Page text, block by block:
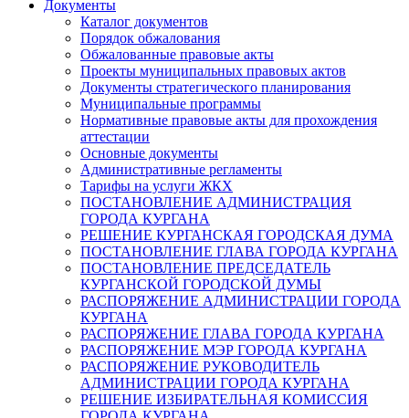
Документы
Каталог документов
Порядок обжалования
Обжалованные правовые акты
Проекты муниципальных правовых актов
Документы стратегического планирования
Муниципальные программы
Нормативные правовые акты для прохождения
аттестации
Основные документы
Административные регламенты
Тарифы на услуги ЖКХ
ПОСТАНОВЛЕНИЕ АДМИНИСТРАЦИЯ
ГОРОДА КУРГАНА
РЕШЕНИЕ КУРГАНСКАЯ ГОРОДСКАЯ ДУМА
ПОСТАНОВЛЕНИЕ ГЛАВА ГОРОДА КУРГАНА
ПОСТАНОВЛЕНИЕ ПРЕДСЕДАТЕЛЬ
КУРГАНСКОЙ ГОРОДСКОЙ ДУМЫ
РАСПОРЯЖЕНИЕ АДМИНИСТРАЦИИ ГОРОДА
КУРГАНА
РАСПОРЯЖЕНИЕ ГЛАВА ГОРОДА КУРГАНА
РАСПОРЯЖЕНИЕ МЭР ГОРОДА КУРГАНА
РАСПОРЯЖЕНИЕ РУКОВОДИТЕЛЬ
АДМИНИСТРАЦИИ ГОРОДА КУРГАНА
РЕШЕНИЕ ИЗБИРАТЕЛЬНАЯ КОМИССИЯ